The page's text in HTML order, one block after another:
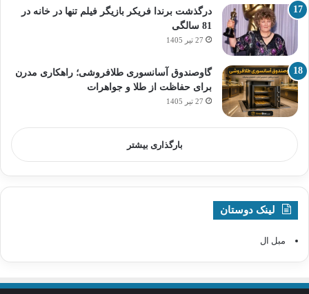
درگذشت برندا فریکر بازیگر فیلم تنها در خانه در
81 سالگی
27 تیر 1405
گاوصندوق آسانسوری طلافروشی؛ راهکاری مدرن
برای حفاظت از طلا و جواهرات
27 تیر 1405
بارگذاری بیشتر
لینک دوستان
مبل ال